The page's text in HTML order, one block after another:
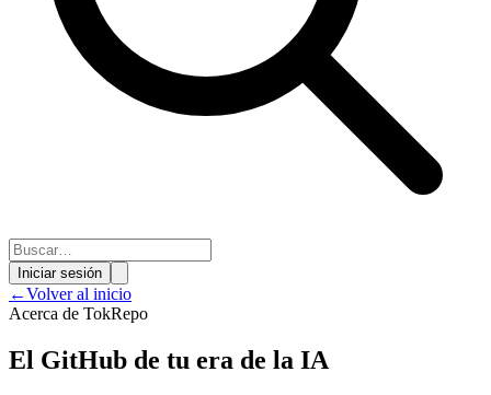
Iniciar sesión
←Volver al inicio
Acerca de TokRepo
El GitHub de tu era de la IA